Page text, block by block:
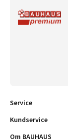
Service
Kundservice
Om BAUHAUS